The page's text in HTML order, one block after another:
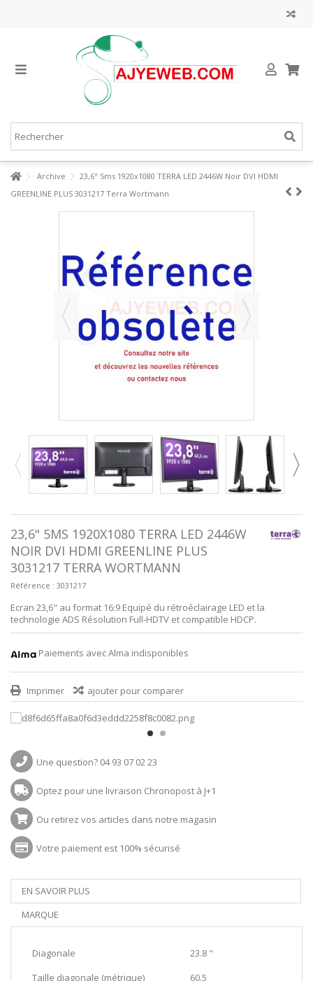
Archive
23,6" 5ms 1920x1080 TERRA LED 2446W Noir DVI HDMI
GREENLINE PLUS 3031217 Terra Wortmann
23,6" 5MS 1920X1080 TERRA LED 2446W
NOIR DVI HDMI GREENLINE PLUS
3031217 TERRA WORTMANN
Référence : 3031217
Ecran 23,6" au format 16:9 Equipé du rétroéclairage LED et la
technologie ADS Résolution Full-HDTV et compatible HDCP.
Paiements avec Alma indisponibles
Imprimer ajouter pour comparer
Une question? 04 93 07 02 23
Optez pour une livraison Chronopost à J+1
Ou retirez vos articles dans notre magasin
Votre paiement est 100% sécurisé
EN SAVOIR PLUS
MARQUE
Diagonale
23.8 "
Taille diagonale (métrique)
60.5